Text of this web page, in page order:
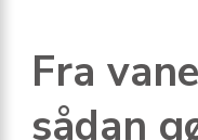
Fra
sådan